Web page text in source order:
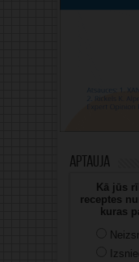
Aptauja
Kā jūs
receptes
kuras